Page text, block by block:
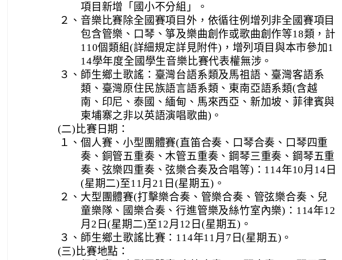
項目新增「國小不分組」。
２、 音樂比賽除全國賽項目外，依循往例增列非全國賽項目
包含管樂、口琴、箏及樂曲創作或歌曲創作等18類，計
110個類組(詳細規定詳見附件)，增列項目與本市參加1
14學年度全國學生音樂比賽代表權無涉。
３、 師生鄉土歌謠：臺灣台語系類及馬祖語、臺灣客語系
類、臺灣原住民族語言語系類、東南亞語系類(含越
南、印尼、泰國、緬甸、馬來西亞、新加坡、菲律賓與
柬埔寨之非以英語演唱歌曲)。
(二) 比賽日期：
１、 個人賽、小型團體賽(直笛合奏、口琴合奏、口琴四重
奏、銅管五重奏、木管五重奏、鋼琴三重奏、鋼琴五重
奏、弦樂四重奏、弦樂合奏及合唱等)：114年10月14日
(星期二)至11月21日(星期五)。
２、 大型團體賽(打擊樂合奏、管樂合奏、管弦樂合奏、兒
童樂隊、國樂合奏、行進管樂及絲竹室內樂)：114年12
月2日(星期二)至12月12日(星期五)。
３、 師生鄉土歌謠比賽：114年11月7日(星期五)。
(三) 比賽地點：